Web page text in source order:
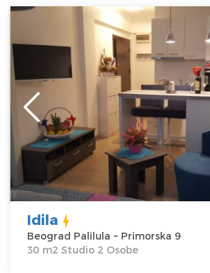
Studio Apartman Idila Beograd
Lokacija:
Beograd
Palilula
Adresa:
Primorska 9
Cena35 €
Gosti:2
m2
Struktura :
Studio
Idila
Beograd Palilula ~ Primorska 9
30 m2 Studio 2 Osobe